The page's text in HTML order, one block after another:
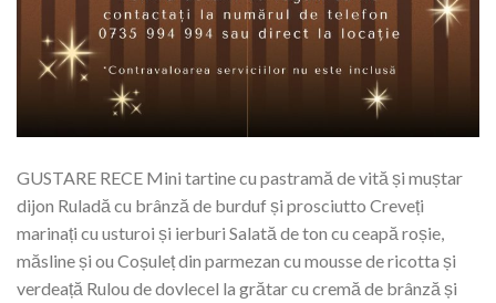
GUSTARE RECE Mini tartine cu pastramă de vită și muștar
dijon Ruladă cu brânză de burduf și prosciutto Creveți
marinați cu usturoi și ierburi Salată de ton cu ceapă roșie,
măsline și ou Coșuleț din parmezan cu mousse de ricotta și
verdeață Rulou de dovlecel la grătar cu cremă de brânză și